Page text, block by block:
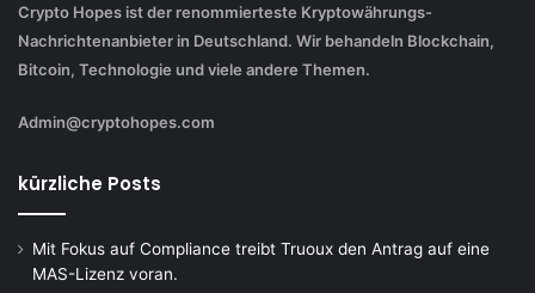
Crypto Hopes ist der renommierteste Kryptowährungs-
Nachrichtenanbieter in Deutschland. Wir behandeln Blockchain,
Bitcoin, Technologie und viele andere Themen.
Admin@cryptohopes.com
kürzliche Posts
Mit Fokus auf Compliance treibt Truoux den Antrag auf eine
MAS-Lizenz voran.